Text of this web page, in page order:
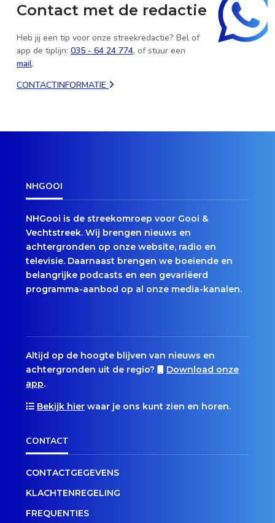
Contact met de redactie
Heb jij een tip voor onze streekredactie? Bel of
app de tiplijn: 035 - 64 24 774, of stuur een
mail.
CONTACTINFORMATIE
NHGOOI
NHGooi is de streekomroep voor Gooi &
Vechtstreek. Wij brengen nieuws en
achtergronden op onze website, radio en
televisie. Daarnaast brengen we boeiende en
belangrijke podcasts en een gevariëerd
programma-aanbod op al onze media-kanalen.
Altijd op de hoogte blijven van nieuws en
achtergronden uit de regio?
Download onze
app.
Bekijk hier waar je ons kunt zien en horen.
CONTACT
CONTACTGEGEVENS
KLACHTENREGELING
FREQUENTIES